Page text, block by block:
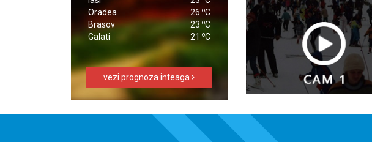
Oradea
26 oC
Brasov
23 oC
Galati
21 oC
vezi prognoza inteaga